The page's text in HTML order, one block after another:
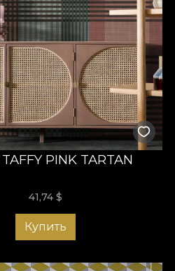
PINK TARTAN
41,74$
Купить